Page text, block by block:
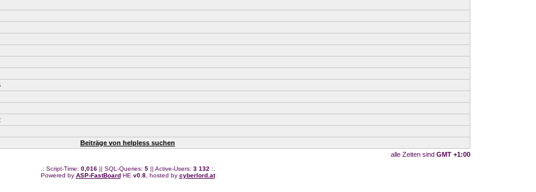
Beiträge von helpless suchen
alle Zeiten sind GMT +1:00
.: Script-Time: 0,016|| SQL-Queries: 5|| Active-Users: 3 132 :.
Powered by ASP-FastBoardHE v0.8, hosted by cyberlord.at